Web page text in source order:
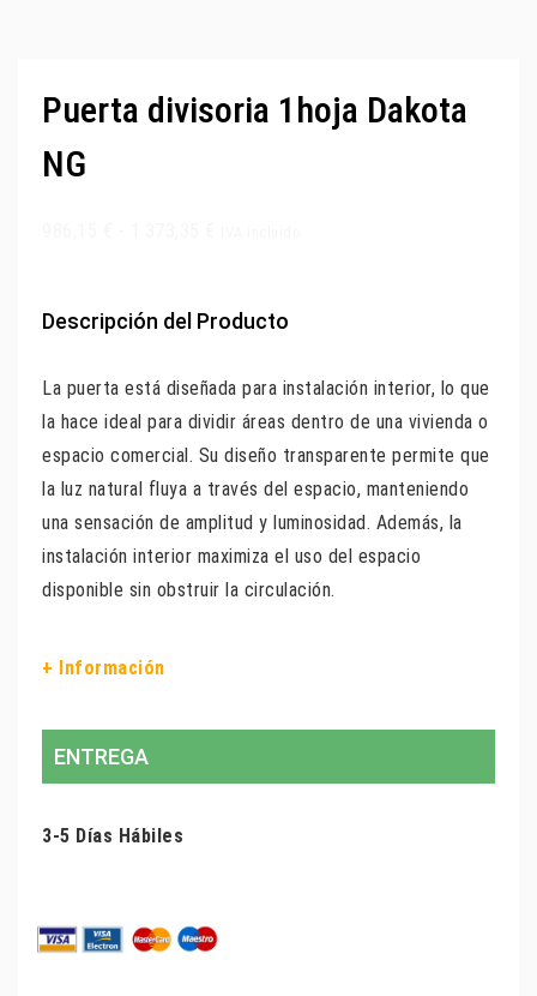
Puerta divisoria 1hoja Dakota
NG
Descripción del Producto
La puerta está diseñada para instalación interior, lo que
la hace ideal para dividir áreas dentro de una vivienda o
espacio comercial. Su diseño transparente permite que
la luz natural fluya a través del espacio, manteniendo
una sensación de amplitud y luminosidad. Además, la
instalación interior maximiza el uso del espacio
disponible sin obstruir la circulación.
+ Información
ENTREGA
3-5 Días Hábiles